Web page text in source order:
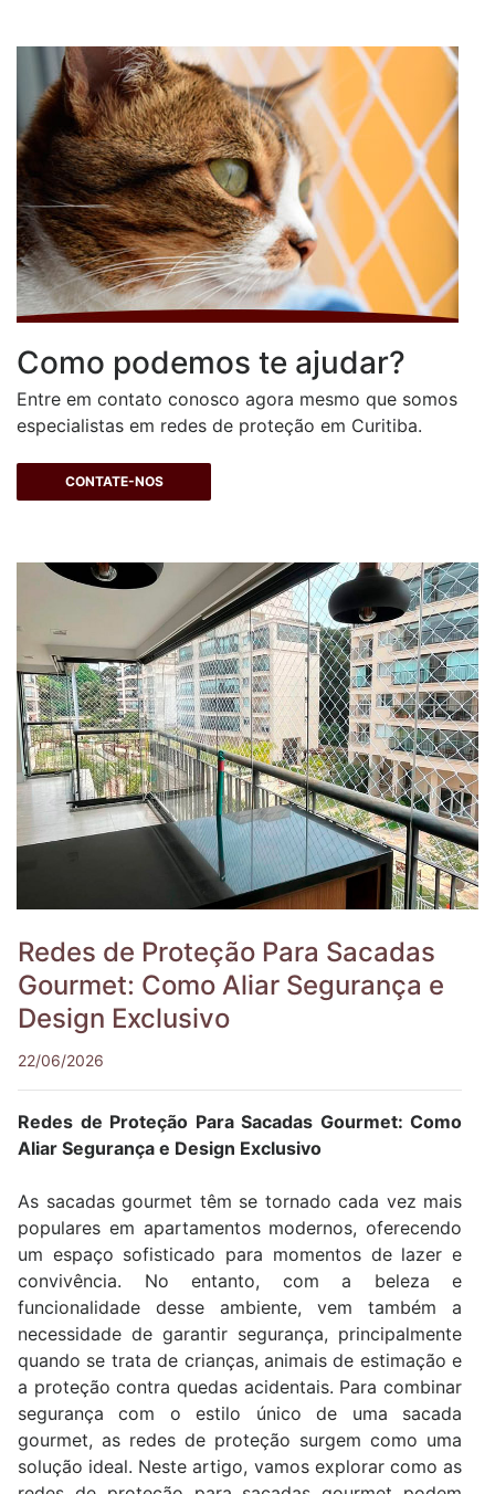
Como podemos te ajudar?
Entre em contato conosco agora mesmo que somos
especialistas em redes de proteção em Curitiba.
CONTATE-NOS
Redes de Proteção Para Sacadas
Gourmet: Como Aliar Segurança e
Design Exclusivo
22/06/2026
Redes de Proteção Para Sacadas Gourmet: Como
Aliar Segurança e Design Exclusivo
As sacadas gourmet têm se tornado cada vez mais
populares em apartamentos modernos, oferecendo
um espaço sofisticado para momentos de lazer e
convivência. No entanto, com a beleza e
funcionalidade desse ambiente, vem também a
necessidade de garantir segurança, principalmente
quando se trata de crianças, animais de estimação e
a proteção contra quedas acidentais. Para combinar
segurança com o estilo único de uma sacada
gourmet, as redes de proteção surgem como uma
solução ideal. Neste artigo, vamos explorar como as